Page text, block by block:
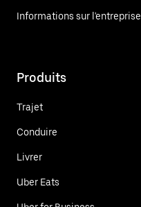
Informations sur l'entreprise
Produits
Trajet
Conduire
Livrer
Uber Eats